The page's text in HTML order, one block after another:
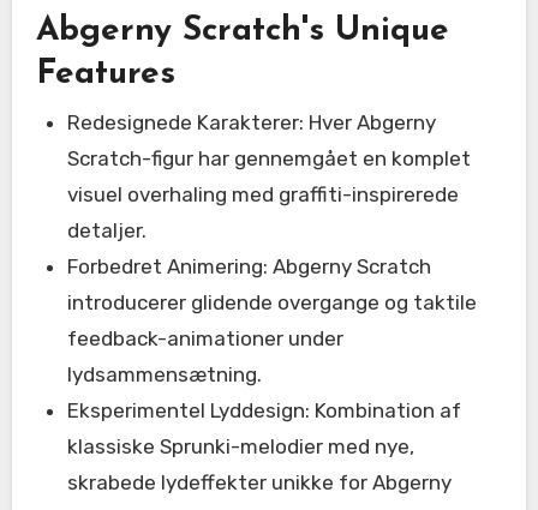
Abgerny Scratch's Unique
Features
Redesignede Karakterer: Hver Abgerny
Scratch-figur har gennemgået en komplet
visuel overhaling med graffiti-inspirerede
detaljer.
Forbedret Animering: Abgerny Scratch
introducerer glidende overgange og taktile
feedback-animationer under
lydsammensætning.
Eksperimentel Lyddesign: Kombination af
klassiske Sprunki-melodier med nye,
skrabede lydeffekter unikke for Abgerny